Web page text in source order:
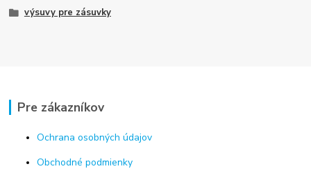
výsuvy pre zásuvky
Pre zákazníkov
Ochrana osobných údajov
Obchodné podmienky